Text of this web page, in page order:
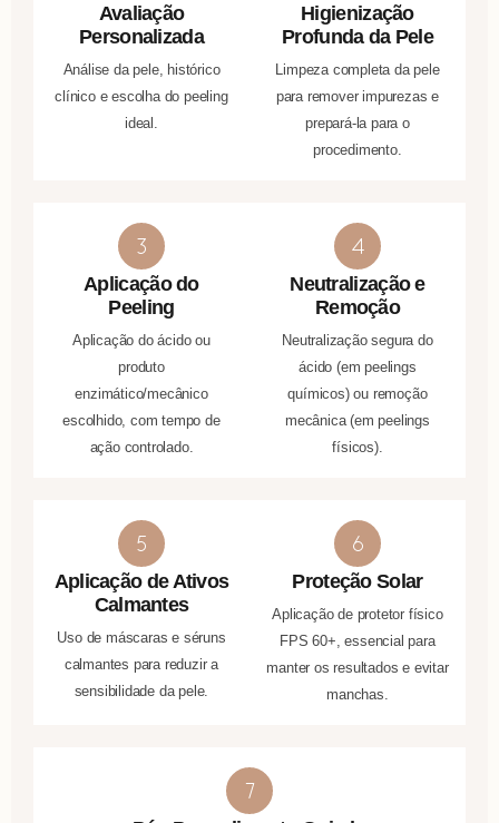
Avaliação
Personalizada
Análise da pele, histórico
clínico e escolha do peeling
ideal.
Higienização
Profunda da Pele
Limpeza completa da pele
para remover impurezas e
prepará-la para o
procedimento.
Aplicação do
Peeling
Aplicação do ácido ou
produto
enzimático/mecânico
escolhido, com tempo de
ação controlado.
Neutralização e
Remoção
Neutralização segura do
ácido (em peelings
químicos) ou remoção
mecânica (em peelings
físicos).
Aplicação de Ativos
Calmantes
Uso de máscaras e séruns
calmantes para reduzir a
sensibilidade da pele.
Proteção Solar
Aplicação de protetor físico
FPS 60+, essencial para
manter os resultados e evitar
manchas.